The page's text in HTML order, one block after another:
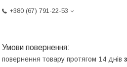
+380 (67) 791-22-53
повернення товару протягом 14 днів